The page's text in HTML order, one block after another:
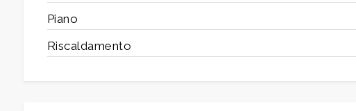
Piano
Riscaldamento